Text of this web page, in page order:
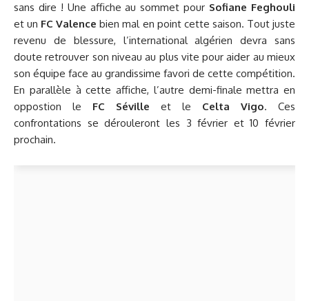
sans dire ! Une affiche au sommet pour Sofiane Feghouli
et un FC Valence bien mal en point cette saison. Tout juste
revenu de blessure, l’international algérien devra sans
doute retrouver son niveau au plus vite pour aider au mieux
son équipe face au grandissime favori de cette compétition.
En parallèle à cette affiche, l’autre demi-finale mettra en
oppostion le FC Séville et le Celta Vigo. Ces
confrontations se dérouleront les 3 février et 10 février
prochain.